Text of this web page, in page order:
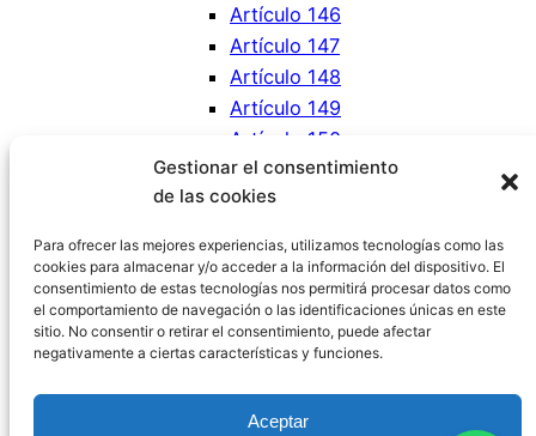
Gestionar el consentimiento
de las cookies
Para ofrecer las mejores experiencias, utilizamos tecnologías como las
cookies para almacenar y/o acceder a la información del dispositivo. El
consentimiento de estas tecnologías nos permitirá procesar datos como
el comportamiento de navegación o las identificaciones únicas en este
sitio. No consentir o retirar el consentimiento, puede afectar
negativamente a ciertas características y funciones.
Aceptar
Artículo 146
Artículo 147
Artículo 148
Artículo 149
Artículo 150
Artículo 151
Artículo 152